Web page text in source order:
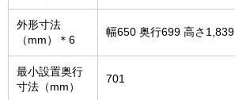
外形寸法
（mm）＊6
幅650 奥行699 高さ1,839
最小設置奥行
寸法（mm）
701